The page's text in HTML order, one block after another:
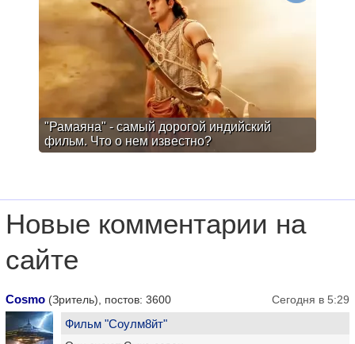
"Рамаяна" - самый дорогой индийский
фильм. Что о нем известно?
Новые комментарии на
сайте
Cosmo (Зритель), постов: 3600 Сегодня в 5:29
Фильм "Соулм8йт"